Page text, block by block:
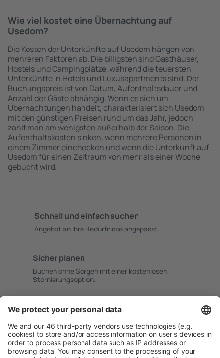
Wie viel kostet eine Übernachtung auf
Usedom?
Die Kosten der Unterkünfte auf Usedom hängen von
mehreren Faktoren ab. Die billigsten sind Gasthäuser,
Hostels und Campingplätze, während die teuersten
Unterkünfte in Hotels und Luxusapartments sind. Der
Buchungspreis ist von Datum, Aufenthaltsdauer und
Anzahl der Gäste abhängig. Wenn es sich um
Übernachtungen handelt, charakterisiert sich Usedom
mit den günstigen Preisen rund um das Jahr, jedoch
zahlt man am wenigsten außerhalb der Saison. Die
Aufenthaltskosten sinken, wenn mehrere Personen in
einem Zimmer einchecken und wenn die Unterkunft auf
Usedom für einen Zeitraum von mehr als einer Woche
gebucht wird.
Schnell und einfach suchen
Angebot an Ihre Bedürfnisse angepasst.
Sicher planen
Buchen ohne Sorgen mit einer kostenlosen
Stornierungsoption.
Attraktive Preise und Spezialangebote für eingeloggte
Benutzer.
Unterkünfte, die Sie mögen